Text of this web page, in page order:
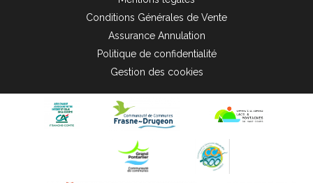
Conditions Générales de Vente
Assurance Annulation
Politique de confidentialité
Gestion des cookies